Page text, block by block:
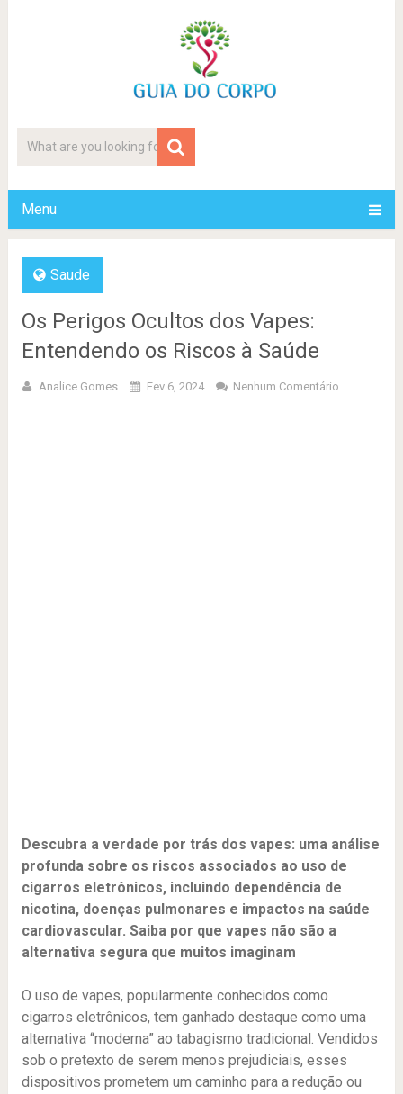
Menu
Saude
Os Perigos Ocultos dos Vapes:
Entendendo os Riscos à Saúde
Analice Gomes Fev 6, 2024 Nenhum Comentário
Descubra a verdade por trás dos vapes: uma análise
profunda sobre os riscos associados ao uso de
cigarros eletrônicos, incluindo dependência de
nicotina, doenças pulmonares e impactos na saúde
cardiovascular. Saiba por que vapes não são a
alternativa segura que muitos imaginam
O uso de vapes, popularmente conhecidos como
cigarros eletrônicos, tem ganhado destaque como uma
alternativa “moderna” ao tabagismo tradicional. Vendidos
sob o pretexto de serem menos prejudiciais, esses
dispositivos prometem um caminho para a redução ou